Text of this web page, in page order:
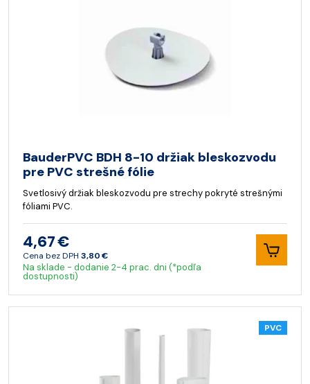
BauderPVC BDH 8-10 držiak bleskozvodu
pre PVC strešné fólie
Svetlosivý držiak bleskozvodu pre strechy pokryté strešnými
fóliami PVC.
4,67 €
Cena bez DPH 3,80 €
Na sklade - dodanie 2-4 prac. dni (*podľa
dostupnosti)
PVC